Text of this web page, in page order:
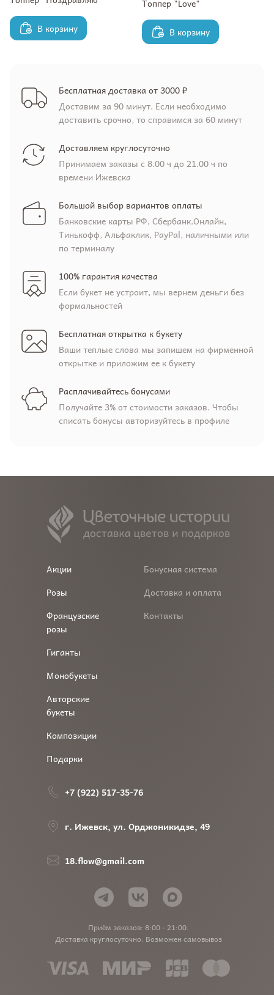
В корзину
Топпер "Love"
В корзину
Бесплатная доставка от 3000 ₽
Доставим за 90 минут. Если необходимо
доставить срочно, то справимся за 60 минут
Доставляем круглосуточно
Принимаем заказы с 8.00 ч до 21.00 ч по
времени Ижевска
Большой выбор вариантов оплаты
Банковские карты РФ, Сбербанк.Онлайн,
Тинькофф, Альфаклик, PayPal, наличными или
по терминалу
100% гарантия качества
Если букет не устроит, мы вернем деньги без
формальностей
Бесплатная открытка к букету
Ваши теплые слова мы запишем на фирменной
открытке и приложим ее к букету
Расплачивайтесь бонусами
Получайте 3% от стоимости заказов. Чтобы
списать бонусы авторизуйтесь в профиле
Приём заказов: 8:00 - 21:00.
Доставка круглосуточно. Возможен самовывоз
Акции
Розы
Французские
розы
Гиганты
Монобукеты
Авторские
букеты
Композиции
Подарки
Бонусная система
Доставка и оплата
Контакты
+7 (922) 517-35-76
г. Ижевск, ул. Орджоникидзе, 49
18.flow@gmail.com